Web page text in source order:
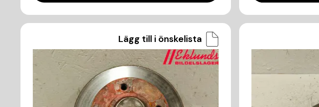
Lägg till i önskelista